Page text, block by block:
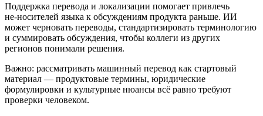
Поддержка перевода и локализации помогает привлечь
не‑носителей языка к обсуждениям продукта раньше. ИИ
может черновать переводы, стандартизировать терминологию
и суммировать обсуждения, чтобы коллеги из других
регионов понимали решения.
Важно: рассматривать машинный перевод как стартовый
материал — продуктовые термины, юридические
формулировки и культурные нюансы всё равно требуют
проверки человеком.